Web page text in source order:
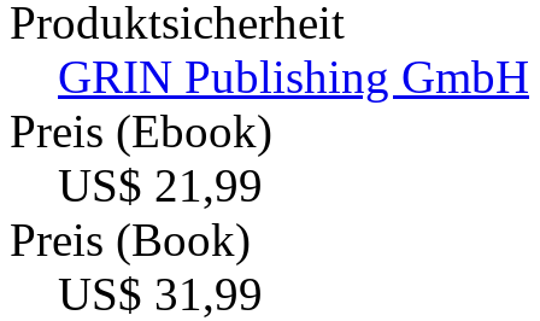
Produktsicherheit
GRIN Publishing GmbH
Preis (Ebook)
US$ 21,99
Preis (Book)
US$ 31,99